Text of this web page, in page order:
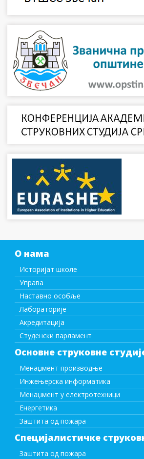
О нама
Историјат школе
Управа
Наставно особље
Лабораторије
Акредитација
Студенски парламент
Основне струковне
Менаџмент производње
Инжењерска информатика
Менаџмент у електротехници
Енергетика
Заштита од пожара
Специјалистичке
Заштита од пожара